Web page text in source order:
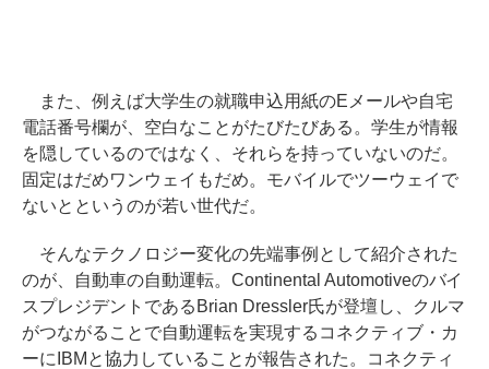
また、例えば大学生の就職申込用紙のEメールや自宅
電話番号欄が、空白なことがたびたびある。学生が情報
を隠しているのではなく、それらを持っていないのだ。
固定はだめワンウェイもだめ。モバイルでツーウェイで
ないとというのが若い世代だ。
そんなテクノロジー変化の先端事例として紹介された
のが、自動車の自動運転。Continental Automotiveのバイ
スプレジデントであるBrian Dressler氏が登壇し、クルマ
がつながることで自動運転を実現するコネクティブ・カ
ーにIBMと協力していることが報告された。コネクティ